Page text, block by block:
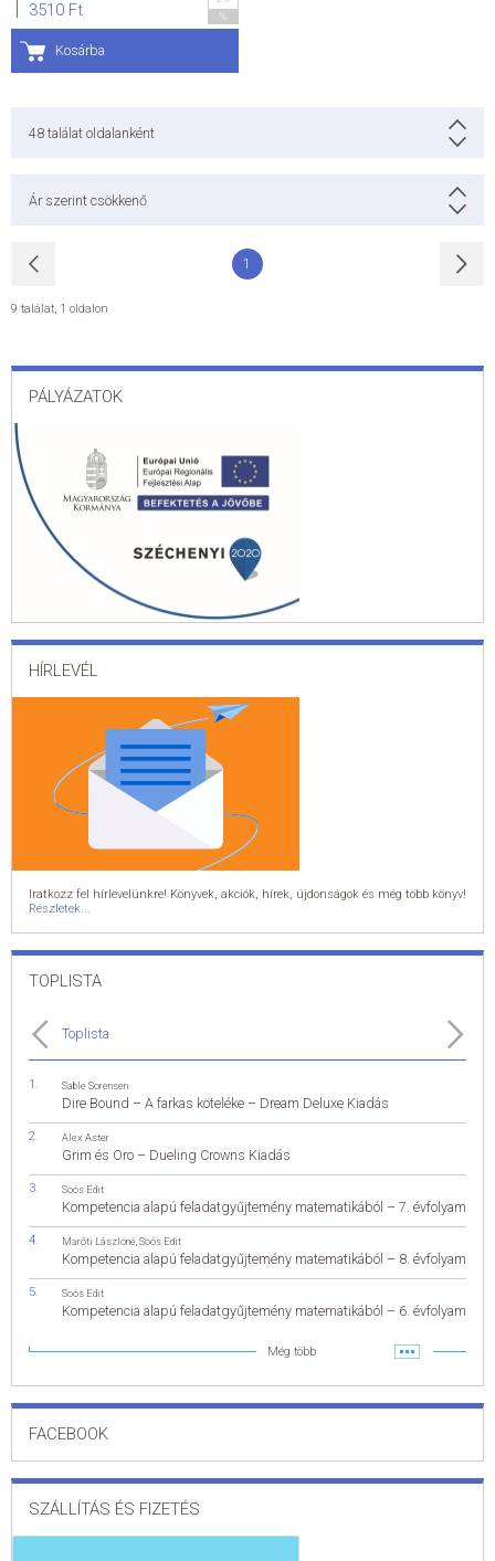
3510 Ft
Kosárba
48 találat oldalanként
Ár szerint csökkenő
1
9 találat, 1 oldalon
PÁLYÁZATOK
HÍRLEVÉL
Iratkozz fel hírlevelünkre! Könyvek, akciók, hírek, újdonságok és még több könyv!
Részletek...
TOPLISTA
Toplista
Sable Sorensen
Dire Bound – A farkas köteléke – Dream Deluxe Kiadás
Alex Aster
Grim és Oro – Dueling Crowns Kiadás
Soós Edit
Kompetencia alapú feladatgyűjtemény matematikából – 7. évfolyam
Maróti Lászlóné Soós Edit
Kompetencia alapú feladatgyűjtemény matematikából – 8. évfolyam
Soós Edit
Kompetencia alapú feladatgyűjtemény matematikából – 6. évfolyam
Még több
FACEBOOK
SZÁLLÍTÁS ÉS FIZETÉS